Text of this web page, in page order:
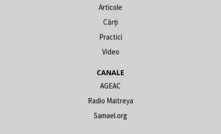
Articole
Cărți
Practici
Video
CANALE
AGEAC
Radio Maitreya
Samael.org